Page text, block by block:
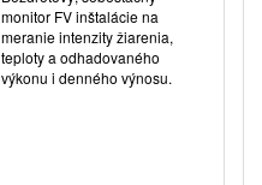
monitor FV inštalácie na
meranie intenzity žiarenia,
teploty a odhadovaného
výkonu i denného výnosu.